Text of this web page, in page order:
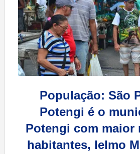
População: São
Potengi é o
Potengi com maior
habitantes, Ielmo